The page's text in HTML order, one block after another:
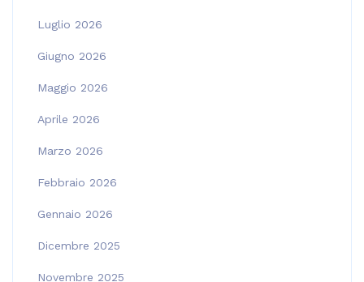
Luglio 2026
Giugno 2026
Maggio 2026
Aprile 2026
Marzo 2026
Febbraio 2026
Gennaio 2026
Dicembre 2025
Novembre 2025